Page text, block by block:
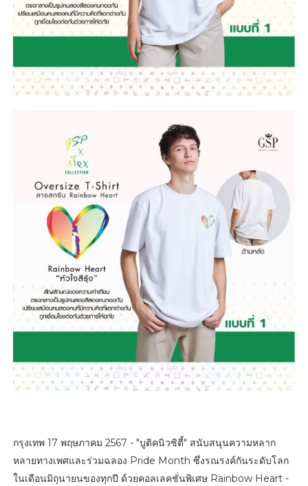
กรุงเทพ 17 พฤษภาคม 2567 - "บูติคนิวซิตี้" สนับสนุนความหลาก
หลายทางเพศและร่วมฉลอง Pride Month ซึ่งรณรงค์กันระดับโลก
ในเดือนมิถุนายนของทุกปี ด้วยคอลเลคชั่นพิเศษ Rainbow Heart -